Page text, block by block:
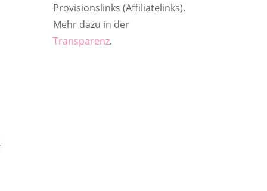
Provisionslinks (Affiliatelinks).
Mehr dazu in der
Transparenz.